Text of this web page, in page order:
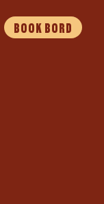
BOOK BORD